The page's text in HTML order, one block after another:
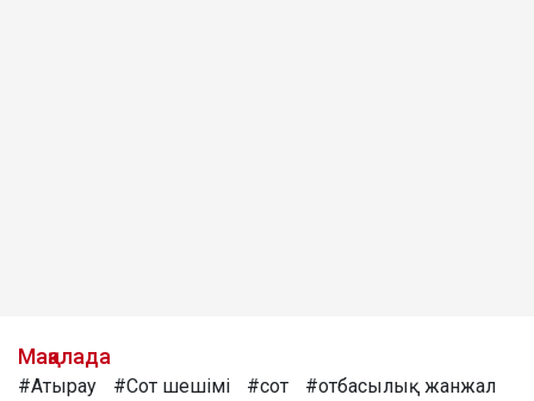
Мақалада
#Атырау #Сот шешімі #сот
#отбасылық жанжал